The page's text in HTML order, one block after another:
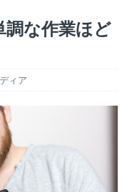
調な作業ほど
ィア